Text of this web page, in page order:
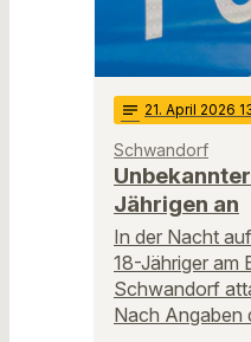
notes 21. April 2026
Schwandorf
Jährigen an
In der Nacht
18-Jähriger am
Schwandorf
Nach Angaben